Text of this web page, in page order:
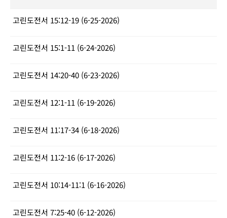
고린도전서 15:12-19 (6-25-2026)
고린도전서 15:1-11 (6-24-2026)
고린도전서 14:20-40 (6-23-2026)
고린도전서 12:1-11 (6-19-2026)
고린도전서 11:17-34 (6-18-2026)
고린도전서 11:2-16 (6-17-2026)
고린도전서 10:14-11:1 (6-16-2026)
고린도전서 7:25-40 (6-12-2026)